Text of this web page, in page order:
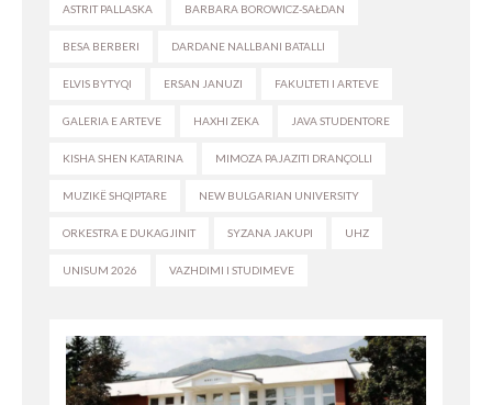
ASTRIT PALLASKA BARBARA BOROWICZ-SAŁDAN
BESA BERBERI DARDANE NALLBANI BATALLI
ELVIS BYTYQI ERSAN JANUZI FAKULTETI I ARTEVE
GALERIA E ARTEVE HAXHI ZEKA JAVA STUDENTORE
KISHA SHEN KATARINA MIMOZA PAJAZITI DRANÇOLLI
MUZIKË SHQIPTARE NEW BULGARIAN UNIVERSITY
ORKESTRA E DUKAGJINIT SYZANA JAKUPI UHZ
UNISUM 2026 VAZHDIMI I STUDIMEVE